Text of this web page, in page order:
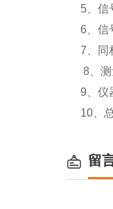
5、信
6、信
7、同
8、
9、仪
10、
留